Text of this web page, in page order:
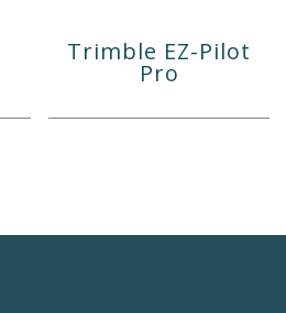
Trimble EZ-Pilot
Pro